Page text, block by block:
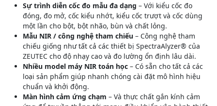
Sự trình diễn cốc đo mẫu đa dạng – Với kiểu cốc đo
đóng, đo mở, cốc kiểu nhớt, kiểu cốc trượt và cốc dùng
một lần cho bột, bột nhão, bùn và chất lỏng.
Mẫu NIR / công nghệ tham chiếu – Công nghệ tham
chiếu giống như tất cả các thiết bị SpectraAlyzer® của
ZEUTEC cho độ nhạy cao và đo lường ổn định lâu dài.
Nhiều model máy NIR toán học – Có sẵn cho tất cả các
loại sản phẩm giúp nhanh chóng cài đặt mô hình hiệu
chuẩn và khởi động.
Màn hình cảm ứng chạm – Và thực chất gắn kính cảm